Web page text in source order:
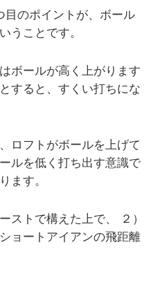
目のポイントが、ボール
うことです。
ボールが高く上がります
すると、すくい打ちにな
ロフトがボールを上げて
ルを低く打ち出す意識で
ます。
ストで構えた上で、 ２）
ョートアイアンの飛距離